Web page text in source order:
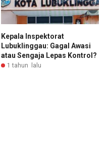
Kepala Inspektorat
Lubuklinggau: Gagal Awasi
atau Sengaja Lepas Kontrol?
1 tahun lalu